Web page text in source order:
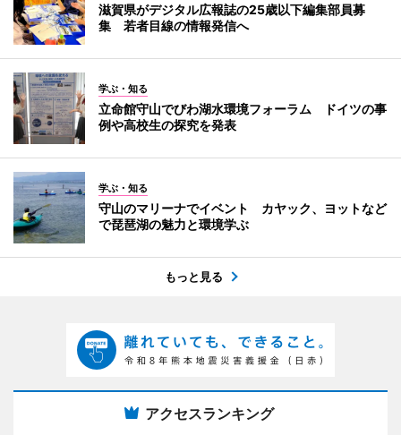
滋賀県がデジタル広報誌の25歳以下編集部員募
集 若者目線の情報発信へ
学ぶ・知る
立命館守山でびわ湖水環境フォーラム ドイツの事
例や高校生の探究を発表
学ぶ・知る
守山のマリーナでイベント カヤック、ヨットなど
で琵琶湖の魅力と環境学ぶ
もっと見る
アクセスランキング